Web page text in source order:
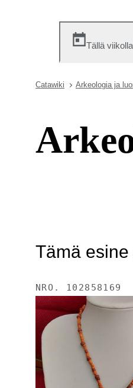
Tällä viikolla
Catawiki Arkeologia ja
Tämä
NRO. 102858169